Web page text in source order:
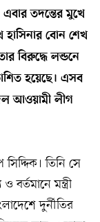
এবার তদন্তের মুখে
হাসিনার বোন শেখ
বিরুদ্ধে লন্ডনে
হয়েছে। এসব
আওয়ামী লীগ
তিনি সে
বর্তমানে মন্ত্রী
দুর্নীতির